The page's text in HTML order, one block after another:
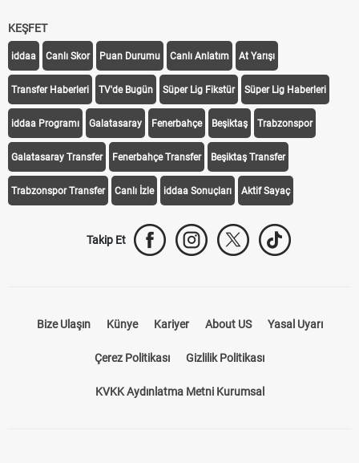
KEŞFET
iddaa Canlı Skor Puan Durumu Canlı Anlatım At Yarışı
Transfer Haberleri TV'de Bugün Süper Lig Fikstür Süper Lig Haberleri
iddaa Programı Galatasaray Fenerbahçe Beşiktaş Trabzonspor
Galatasaray Transfer Fenerbahçe Transfer Beşiktaş Transfer
Trabzonspor Transfer Canlı İzle iddaa Sonuçları Aktif Sayaç
Takip Et
Bize Ulaşın Künye Kariyer About US Yasal Uyarı
Çerez Politikası Gizlilik Politikası
KVKK Aydınlatma Metni Kurumsal